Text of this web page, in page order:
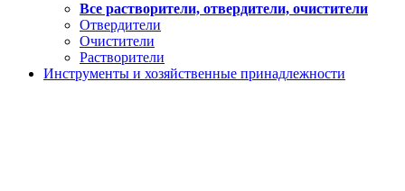
Все растворители, отвердители, очистители
Отвердители
Очистители
Растворители
Инструменты и хозяйственные принадлежности